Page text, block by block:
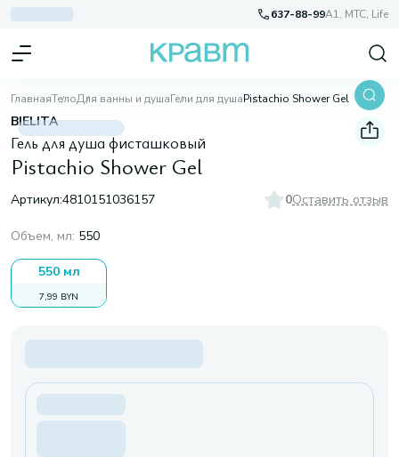
637-88-99A1, МТС, Life
ГлавнаяТелоДля ванны и душаГели для душаPistachio Shower Gel
BIELITA
Гель для душа фисташковый
Pistachio Shower Gel
Артикул:4810151036157 0Оставить отзыв
Объем, мл: 550
550 мл
7,99 BYN